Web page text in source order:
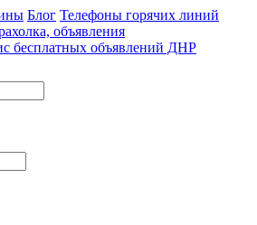
Блог Телефоны горячих линий
объявления